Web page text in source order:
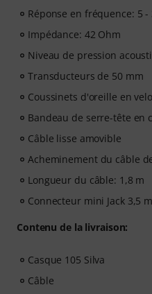
Réponse en fréquence: 5 -
Impédance: 42 Ohm
Niveau de pression
Transducteurs de 50 mm
Coussinets d'oreille en
Bandeau de serre-tête en
Câble lisse amovible
Acheminement du câble
Longueur du câble: 1,8 m
Connecteur mini Jack 3,5
Contenu de la livraison:
Casque 105 Silva
Câble